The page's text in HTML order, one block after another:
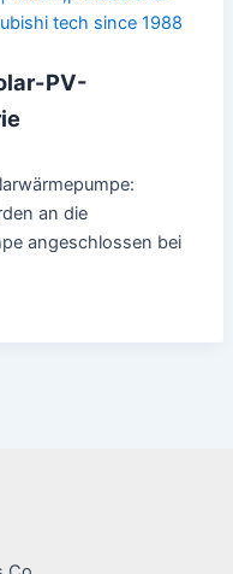
PV-
an die
angeschlossen bei